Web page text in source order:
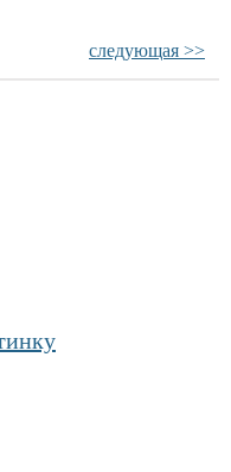
следующая >>